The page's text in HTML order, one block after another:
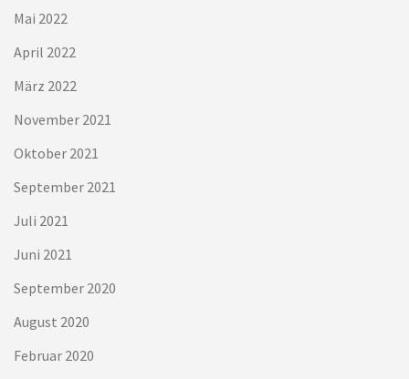
Mai 2022
April 2022
März 2022
November 2021
Oktober 2021
September 2021
Juli 2021
Juni 2021
September 2020
August 2020
Februar 2020